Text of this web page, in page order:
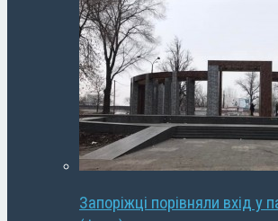
Запоріжці порівняли вхід у